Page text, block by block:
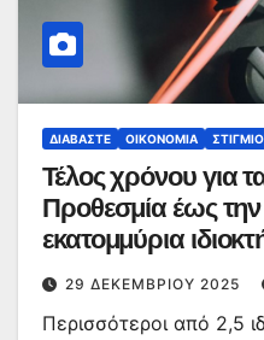
ΔΙΑΒΆΣΤΕ ΟΙΚΟΝΟΜΊΑ
Τέλος χρόνου για
Προθεσμία έως την
εκατομμύρια
29 ΔΕΚΕΜΒΡΊΟΥ 2025
Περισσότεροι από 2,5